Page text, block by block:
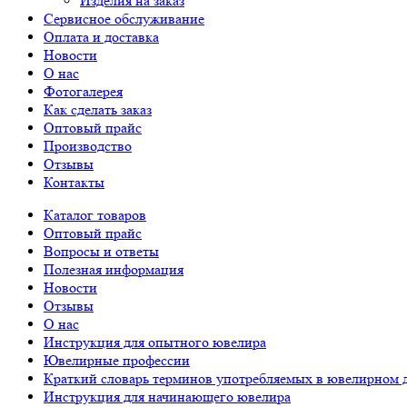
Сервисное обслуживание
Оплата и доставка
Новости
О нас
Фотогалерея
Как сделать заказ
Оптовый прайс
Производство
Отзывы
Контакты
Каталог товаров
Оптовый прайс
Вопросы и ответы
Полезная информация
Новости
Отзывы
О нас
Инструкция для опытного ювелира
Ювелирные профессии
Краткий словарь терминов употребляемых в ювелирном
Инструкция для начинающего ювелира